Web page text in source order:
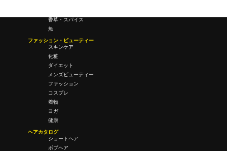
香草・スパイス
魚
ファッション・ビューティー
スキンケア
化粧
ダイエット
メンズビューティー
ファッション
コスプレ
着物
ヨガ
健康
ヘアカタログ
ショートヘア
ボブヘア